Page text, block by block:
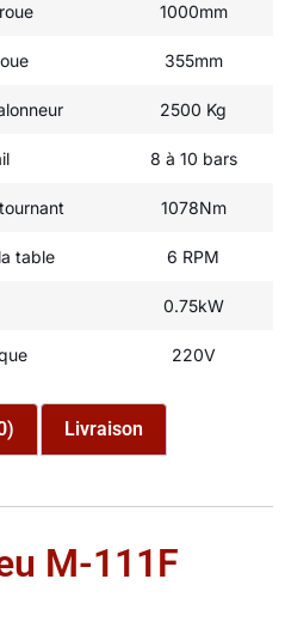
1000mm
355mm
2500 Kg
8 à 10 bars
1078Nm
table 6 RPM
0.75kW
220V
Livraison
M-111F